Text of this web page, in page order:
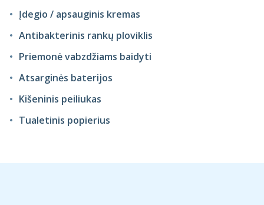
Įdegio / apsauginis kremas
Antibakterinis rankų ploviklis
Priemonė vabzdžiams baidyti
Atsarginės baterijos
Kišeninis peiliukas
Tualetinis popierius